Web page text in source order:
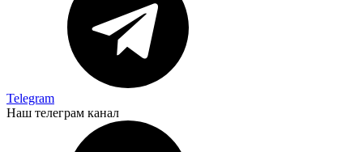
Telegram
Наш телеграм канал